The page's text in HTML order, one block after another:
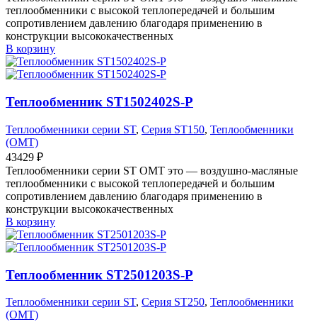
теплообменники с высокой теплопередачей и большим
сопротивлением давлению благодаря применению в
конструкции высококачественных
В корзину
Теплообменник ST1502402S-P
Теплообменники серии ST, Серия ST150, Теплообменники
(OMT)
43429 ₽
Теплообменники серии ST OMT это — воздушно-масляные
теплообменники с высокой теплопередачей и большим
сопротивлением давлению благодаря применению в
конструкции высококачественных
В корзину
Теплообменник ST2501203S-P
Теплообменники серии ST, Серия ST250, Теплообменники
(OMT)